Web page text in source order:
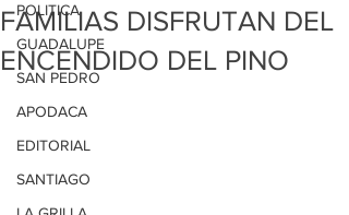
POLITICA
GUADALUPE
SAN PEDRO
APODACA
EDITORIAL
SANTIAGO
FAMILIAS DISFRUTAN DEL
ENCENDIDO DEL PINO